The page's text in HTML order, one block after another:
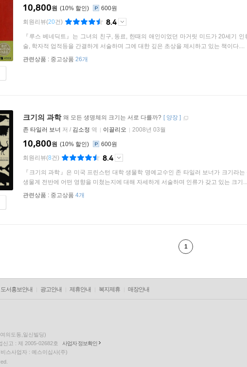
10%
10,800원
600원
회원리뷰(20건) 8.4
『루스 베네딕트』는 그녀의 친구, 동료, 한때의 애인이었던 마거릿 미드가 20세기
술, 학자적 업적등을 간결하게 서술하며 그에 대한 깊은 초상을 제시하고 있는 책이다....
관련상품 : 중고상품 26개
크기의 과학 왜 모든 생명체의 크기는 서로 다를까? [ 양장 ]
존 타일러 보너 저 / 김소정 역 이끌리오 2008년 03월
10%
10,800원
600원
회원리뷰(8건) 8.4
『크기의 과학』은 미국 프린스턴 대학 생물학 명예교수인 존 타일러 보너가 크기라
생물계 전반에 어떤 영향을 미쳤는지에 대해 자세하게 서술하며 인류가 갖고 있는 크기...
관련상품 : 중고상품 4개
1
도서홍보안내 광고안내 제휴안내 복지제휴 매장안내
의도동,일신빌딩)
고 : 제 2005-02682호
사업자 정보확인
스사업자 : 예스이십사(주)